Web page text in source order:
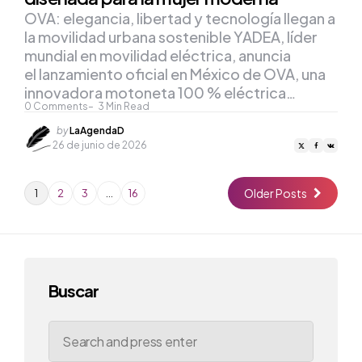
0 Comments 3 Min Read
OVA: elegancia, libertad y tecnología llegan a
la movilidad urbana sostenible YADEA, líder
mundial en movilidad eléctrica, anuncia
el lanzamiento oficial en México de OVA, una
innovadora motoneta 100 % eléctrica…
Posted
by
byLaAgendaD
26 de junio de 2026
1 2 3 16 Older Posts
Buscar
Search
for: